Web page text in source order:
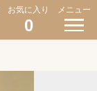
お気に入り
0
メニュー